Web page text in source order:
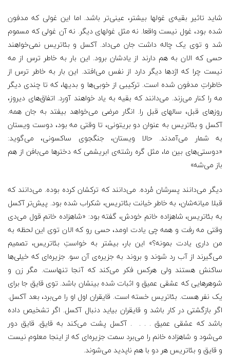
شاید تاثیر بقیه‌ی غولها بیشتر، عینی‌تر باشد. اما این غولی که مدفون
شده بود، غول نیست واقعا. نه مثل غولهای دیگر. نه آن غولی که مسموم
شد و توی یک چاله داشت جان می‌داد. آکسل و بئاتریس نمی‌خواهند
حسی که الان به هم دارند از یادشان برود. این بار به خاطر ترس از مه
نیست چرا که اژدها دیگر دارد از نفس می‌افتد. این بار به خاطر ترس از
خاطراتِ مدفون شده ا‌ست. ترکیبی از خوبی‌ها و بدیها، که تا چندی دیگر
مه را کنار می‌زند. می‌دانند که بقیه به یاد خواهند آورد. اتفاق‌های دیروز،
روزهای قبل، سالهای قبل را. انگار مرضی می‌خواهد بیفتد به جان همه.
آکسل و بئاتریس به عنوان دو بریتونی، تا وقتی مه بود، دوست ویستان
به شمار می‌آمدند. حالا ویستان، جنگجوی ساکسونی، می‌گوید:
«دوستی‌های بین ما، مثل گره‌ رشته‌ی ابریشمی که دخترها می‌بافن از هم
باز می‌شه»
دیگر می‌دانند پسرشان مُرده. می‌دانند که ترکشان کرده بوده. می‌دانند که
قبلا میانه‌شان، به خاطر خیانت بئاتریس، شکراب شده بود. پیش‌تر آکسل
به بئاتریس، شاهزاده خانم خودش، گفته بود: «شاهزاده خانم قول می‌دی
وقتی مه رفت و همه چی یادت اومد، حسی رو که الان توی این لحظه به
من داری یادت بمونه؟» این بار، بیشتر به خواستِ بئاتریس، تصمیم
می‌گیرند از آب رد شوند و بروند به جزیره‌ی آن سو. جزیره‌ای که خیلی‌ها
ساکنش هستند ولی هرکس فکر می‌کند که آنجا تنهاست. مگر زن و
شوهرهایی که عشقی عمیق و اثبات شده بینشان باشد. توی قایق جا برای
یک نفر هست. بئاتریس خسته است. قایقران اول او را می‌برد، بعد آکسل.
اگر بازگشتی در کار باشد و قایقران بیاید دنبال آکسل. اگر تشخیص داده
باشد که عشقی عمیق . . . . آکسل پشت می‌کند به قایق. قایق دور
می‌شود و شاهزاده خانم را می‌برد سمت جزیره‌ای که از اینجا معلوم نیست
و قایق و بئاتریس هر دو با هم ناپدید می‌شوند.